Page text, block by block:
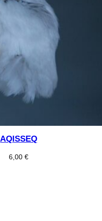
AQISSEQ
6,00€